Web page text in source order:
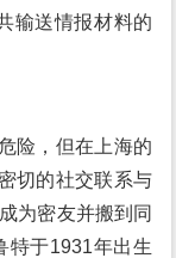
输送情报材料的
险，但在上海的
切的社交联系与
为密友并搬到同
特于1931年出生